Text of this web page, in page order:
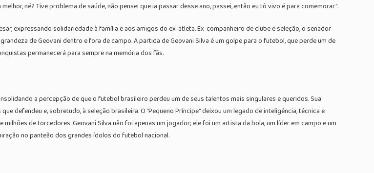
né? Tive problema de saúde, não pensei que ia passar desse ano, passei, então eu tô vivo é para comemorar”.
expressando solidariedade à família e aos amigos do ex-atleta. Ex-companheiro de clube e seleção, o senador
de Geovani dentro e fora de campo. A partida de Geovani Silva é um golpe para o futebol, que perde um de
permanecerá para sempre na memória dos fãs.
a percepção de que o futebol brasileiro perdeu um de seus talentos mais singulares e queridos. Sua
defendeu e, sobretudo, à seleção brasileira. O “Pequeno Príncipe” deixou um legado de inteligência, técnica e
de torcedores. Geovani Silva não foi apenas um jogador; ele foi um artista da bola, um líder em campo e um
no panteão dos grandes ídolos do futebol nacional.